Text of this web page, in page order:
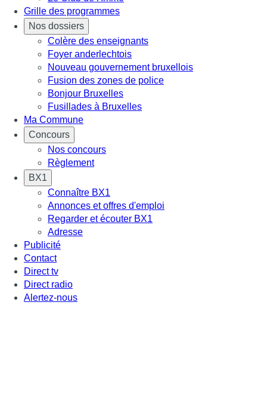
Grille des programmes
Nos dossiers
Colère des enseignants
Foyer anderlechtois
Nouveau gouvernement bruxellois
Fusion des zones de police
Bonjour Bruxelles
Fusillades à Bruxelles
Ma Commune
Concours
Nos concours
Règlement
BX1
Connaître BX1
Annonces et offres d'emploi
Regarder et écouter BX1
Adresse
Publicité
Contact
Direct tv
Direct radio
Alertez-nous